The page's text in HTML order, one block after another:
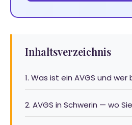
Inhaltsverzeichnis
1. Was ist ein AVGS und
2. AVGS in Schwerin — wo